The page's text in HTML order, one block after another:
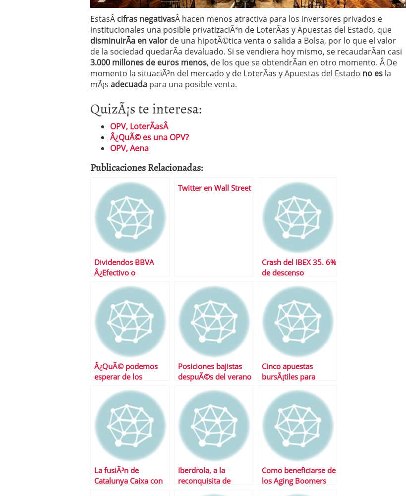
EstasÂ cifras negativasÂ hacen menos atractiva para los inversores privados e
institucionales una posible privatizaciÃ³n de LoterÃ­as y Apuestas del Estado, que
disminuirÃ­a en valor de una hipotÃ©tica venta o salida a Bolsa, por lo que el valor
de la sociedad quedarÃ­a devaluado. Si se vendiera hoy mismo, se recaudarÃ­an casi
3.000 millones de euros menos, de los que se obtendrÃ­an en otro momento. Â De
momento la situaciÃ³n del mercado y de LoterÃ­as y Apuestas del Estado no es la
mÃ¡s adecuada para una posible venta.
QuizÃ¡s te interesa:
OPV, LoterÃ­asÂ
Â¿QuÃ© es una OPV?
OPV, Aena
Publicaciones Relacionadas:
Dividendos BBVA
Â¿Efectivo o
Twitter en Wall Street
Crash del IBEX 35. 6%
de descenso
Â¿QuÃ© podemos
esperar de los
semana?
Posiciones bajistas
despuÃ©s del verano
Cinco apuestas
bursÃ¡tiles para
La fusiÃ³n de
Catalunya Caixa con
Iberdrola, a la
reconquisita de
Como beneficiarse de
los Aging Boomers